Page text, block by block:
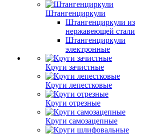
Штангенциркули
Штангенциркули из
нержавеющей стали
Штангенциркули
электронные
Круги зачистные
Круги лепестковые
Круги отрезные
Круги самозацепные